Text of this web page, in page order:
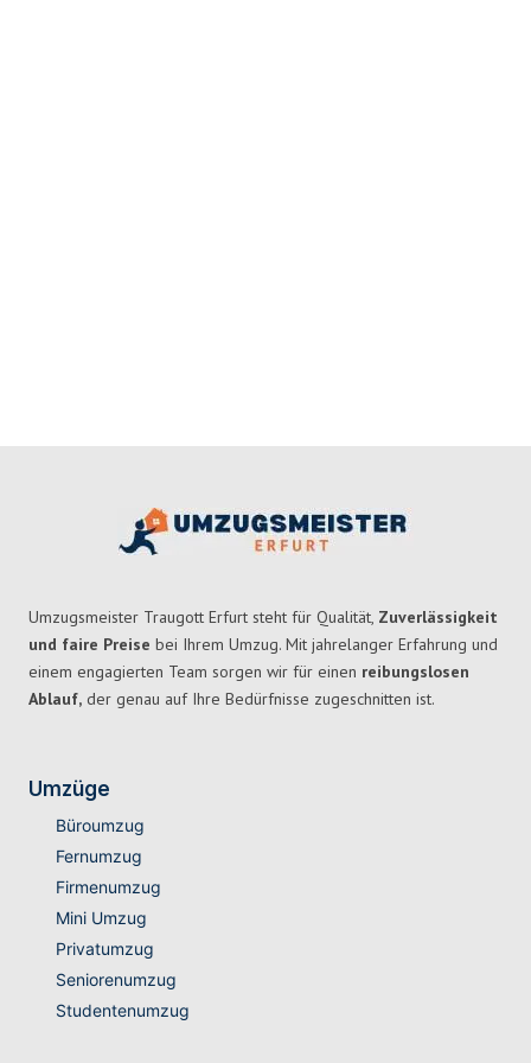
Umzugsmeister Traugott Erfurt steht für Qualität, Zuverlässigkeit
und faire Preise bei Ihrem Umzug. Mit jahrelanger Erfahrung und
einem engagierten Team sorgen wir für einen reibungslosen
Ablauf, der genau auf Ihre Bedürfnisse zugeschnitten ist.
Umzüge
Büroumzug
Fernumzug
Firmenumzug
Mini Umzug
Privatumzug
Seniorenumzug
Studentenumzug